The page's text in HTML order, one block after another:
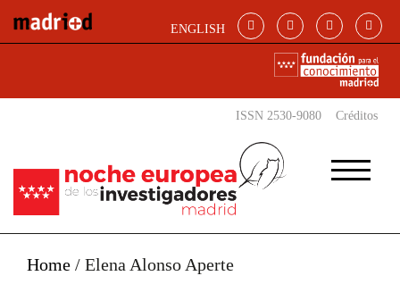
ENGLISH
ISSN 2530-9080 Créditos
Home / Elena Alonso Aperte